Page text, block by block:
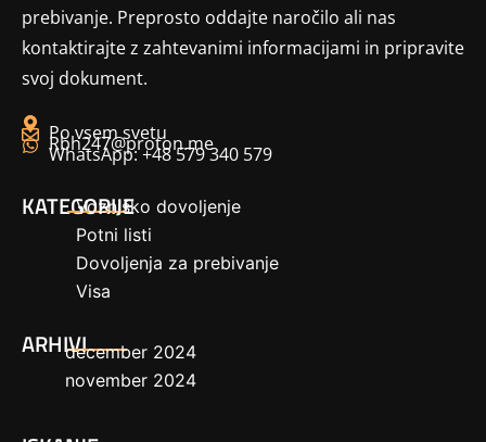
prebivanje. Preprosto oddajte naročilo ali nas
kontaktirajte z zahtevanimi informacijami in pripravite
svoj dokument.
Po vsem svetu
Rbh247@proton.me
WhatsApp: +48 579 340 579
KATEGORIJE
Vozniško dovoljenje
Potni listi
Dovoljenja za prebivanje
Visa
ARHIVIdecember 2024
november 2024